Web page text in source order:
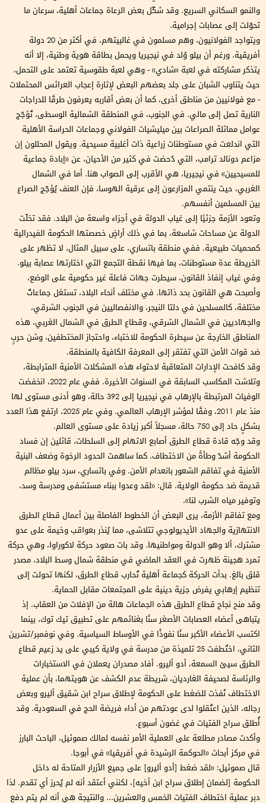
والنمو السكاني السريع. وقد شكّل بعض الرعاة جماعات أهلية، سرعان ما
تحوّلت إلى عصابات إجرامية.
ويتواجد الفولانيون، وهم مسلمون في غالبيتهم، في أكثر من 20 دولة
أفريقية. ورغم أن بيلو وُلد في نيجيريا ويحمل بطاقة هوية وطنية، إلا أنه
يتذكر مشاركته في لعبة «شادي» - وهي لعبة طقوسية تعتمد على التحمل،
حيث يتناوب الشبان على جلد بعضهم البعض لإثارة إعجاب العرائس المحتملات
- مع فولانيين من مناطق أخرى، كما أن بعض أقاربه يعرفون طرقًا للدراجات
النارية تصل إلى مالي. في الجنوب، في المنطقة الشمالية الوسطى، تُؤجّج
عوامل مماثلة الصراعات بين ميليشيات الفولاني وجماعات الحراسة الأهلية
التي اندلعت في مستوطنات زراعية ذات أغلبية مسيحية. ويقول المحللون إن
مزاعم دونالد ترامب، التي دُحضت في كثير من الأحيان، عن «إبادة جماعية
للمسيحيين» في نيجيريا، هي الأقرب إلى الصواب هنا. أما في الشمال
الغربي، حيث ينتمي المزارعون إلى عرقية الهوسا، فإن العنف يُؤجّج الصراع
بين المسلمين أنفسهم.
وتعود الأزمة جزئيًا إلى غياب الدولة في أجزاء واسعة من البلاد. فقد تخلّت
الدولة عن مساحات شاسعة، بما في ذلك أراضٍ خصصتها الحكومة الفيدرالية
كمحميات طبيعية. ففي منطقة باتساري، على سبيل المثال، لا تظهر على
الخريطة عدة مستوطنات، بما فيها نقطة التجمع التي اختارتها عصابة بيلو.
وفي غياب إنفاذ القانون، سيطرت جهات فاعلة غير حكومية على الوضع،
وأصبحت هي القانون بحد ذاتها. في مختلف أنحاء البلاد، تستغل جماعاتٌ
مختلفة، كالمسلحين في دلتا النيجر، والانفصاليين في الجنوب الشرقي،
والجهاديين في الشمال الشرقي، وقطاع الطرق في الشمال الغربي، هذه
المناطق الخارجة عن سيطرة الحكومة للاختباء، واحتجاز المختطفين، وشن حربٍ
ضد قوات الأمن التي تفتقر إلى المعرفة الكافية بالمنطقة.
وقد كافحت الإدارات المتعاقبة لاحتواء هذه المشكلات الأمنية المترابطة،
وتلاشت المكاسب السابقة في السنوات الأخيرة. ففي عام 2022، انخفضت
الوفيات المرتبطة بالإرهاب في نيجيريا إلى 392 حالة، وهو أدنى مستوى لها
منذ عام 2011، وفقًا لمؤشر الإرهاب العالمي. وفي عام 2025، ارتفع هذا العدد
بشكلٍ حاد إلى 750 حالة، مسجلاً أكبر زيادة على مستوى العالم.
وقد وجّه قادة قطاع الطرق أصابع الاتهام إلى السلطات، قائلين إن فساد
الحكومة أشدّ وطأةً من الاختطاف. كما ساهمت الحدود الرخوة وضعف البنية
الأمنية في تفاقم الشعور بانعدام الأمن. وفي باتساري، سرد بيلو مظالم
قديمة ضد حكومة الولاية. قال: «لقد وعدوا ببناء مستشفى ومدرسة وسد،
وتوفير مياه الشرب لنا».
ومع تفاقم الأزمة، يرى البعض أن الخطوط الفاصلة بين أعمال قطاع الطرق
الانتهازية والجهاد الأيديولوجي تتلاشى، مما يُنذر بعواقب وخيمة على عدو
مشترك، ألا وهو الدولة ومواطنيها. وقد بات صعود حركة لاكوراوا، وهي حركة
تمرد هجينة ظهرت في العقد الماضي في منطقة شمال وسط البلاد، مصدر
قلق بالغ. بدأت الحركة كجماعة أهلية تُحارب قطاع الطرق، لكنها تحولت إلى
تنظيم إرهابي يفرض جزية دينية على المجتمعات مقابل الحماية.
وقد منح نجاح قطاع الطرق هذه الجماعات هالة من الإفلات من العقاب. إذ
يتباهى أعضاء العصابات الأصغر سنًا بغنائمهم على تطبيق تيك توك، بينما
اكتسب الأعضاء الأكبر سنًا نفوذًا في الأوساط السياسية. وفي نوفمبر/تشرين
الثاني، اختُطفت 25 تلميذة من مدرسة في ولاية كيبي على يد زعيم قطاع
الطرق سيئ السمعة، أدو أليرو. أفاد مصدران يعملان في الاستخبارات
والرئاسة لصحيفة الغارديان، شريطة عدم الكشف عن هويتهما، بأن عملية
الاختطاف نُفذت للضغط على الحكومة لإطلاق سراح ابن شقيق أليرو وبعض
رجاله، الذين اعتُقلوا لدى عودتهم من أداء فريضة الحج في السعودية. وقد
أُطلق سراح الفتيات في غضون أسبوع.
وأكدت مصادر مطلعة على العملية الأمر نفسه لمالك صموئيل، الباحث البارز
في مركز أبحاث «الحوكمة الرشيدة في أفريقيا» في أبوجا.
قال صموئيل: «لقد ضغط [أدو أليرو] على جميع الأزرار المتاحة له داخل
الحكومة [لضمان إطلاق سراح ابن أخيه]، لكنني أعتقد أنه لم يُحرز أي تقدم. لذا
دبر عملية اختطاف الفتيات الخمس والعشرين... والنتيجة هي أنه لم يتم دفع